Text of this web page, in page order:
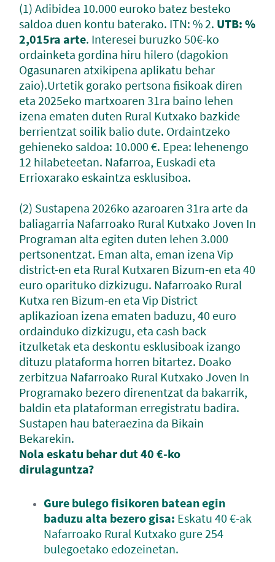
(1) Adibidea 10.000 euroko batez besteko
saldoa duen kontu baterako. ITN: % 2. UTB: %
2,015ra arte. Interesei buruzko 50€-ko
ordainketa gordina hiru hilero (dagokion
Ogasunaren atxikipena aplikatu behar
zaio).Urtetik gorako pertsona ﬁsikoak diren
eta 2025eko martxoaren 31ra baino lehen
izena ematen duten Rural Kutxako bazkide
berrientzat soilik balio dute. Ordaintzeko
gehieneko saldoa: 10.000 €. Epea: lehenengo
12 hilabeteetan​​​​. Nafarroa, Euskadi eta
Errioxarako eskaintza esklusiboa.
(2) Sustapena 2026ko azaroaren 31ra arte da
baliagarria Nafarroako Rural Kutxako Joven In
Programan alta egiten duten lehen 3.000
pertsonentzat. Eman alta, eman izena Vip
district-en eta Rural Kutxaren Bizum-en eta 40
euro oparituko dizkizugu. Nafarroako Rural
Kutxa ren Bizum-en eta Vip District
aplikazioan izena ematen baduzu, 40 euro
ordainduko dizkizugu, eta cash back
itzulketak eta deskontu esklusiboak izango
dituzu plataforma horren bitartez. Doako
zerbitzua Nafarroako Rural Kutxako Joven In
Programako bezero direnentzat da bakarrik,
baldin eta plataforman erregistratu badira.
Sustapen hau bateraezina da Bikain
Bekarekin.
Nola eskatu behar dut 40 €-ko
dirulaguntza?
Gure bulego fisikoren batean egin
baduzu alta bezero gisa: Eskatu 40 €-ak
Nafarroako Rural Kutxako gure 254
bulegoetako edozeinetan.